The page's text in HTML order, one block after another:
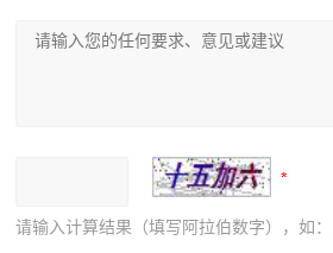
请输入计算结果（填写阿拉伯数字），如